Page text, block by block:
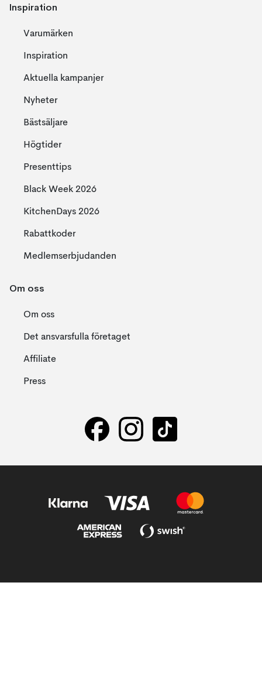
Inspiration
Varumärken
Inspiration
Aktuella kampanjer
Nyheter
Bästsäljare
Högtider
Presenttips
Black Week 2026
KitchenDays 2026
Rabattkoder
Medlemserbjudanden
Om oss
Om oss
Det ansvarsfulla företaget
Affiliate
Press